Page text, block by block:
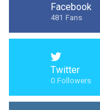
Facebook
481 Fans
Twitter
0 Followers